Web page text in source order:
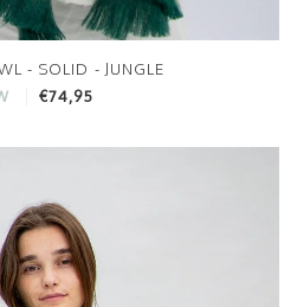
- SOLID - JUNGLE
€74,95